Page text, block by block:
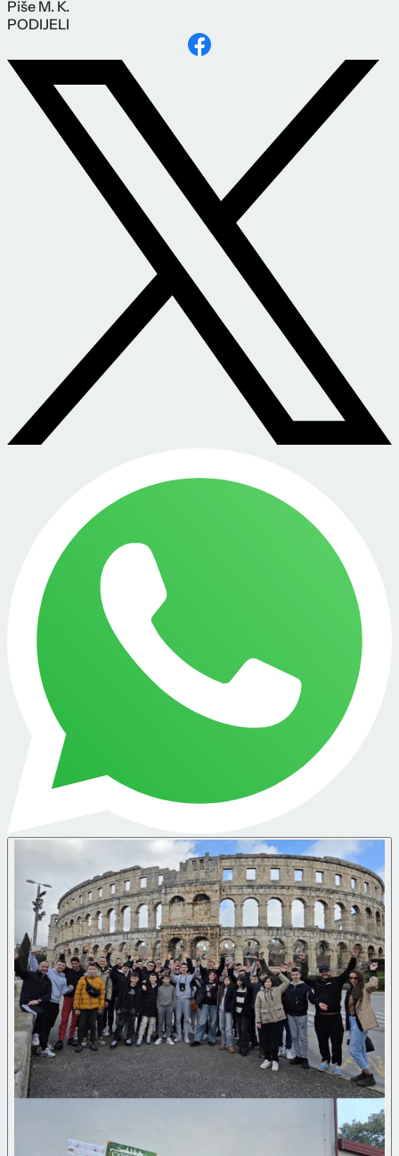
Piše M. K.
PODIJELI